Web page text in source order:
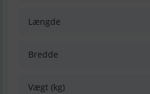
Længde
Bredde
Vægt (kg)